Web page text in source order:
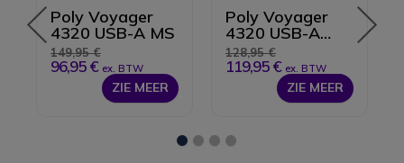
Poly Voyager
4320 USB-A MS
149,95 €
96,95 € ex. BTW
ZIE MEER
Poly Voyager
4320 USB-A
Microsoft
Teams +
Oplaadstation
128,95 €
119,95 € ex. BTW
ZIE MEER